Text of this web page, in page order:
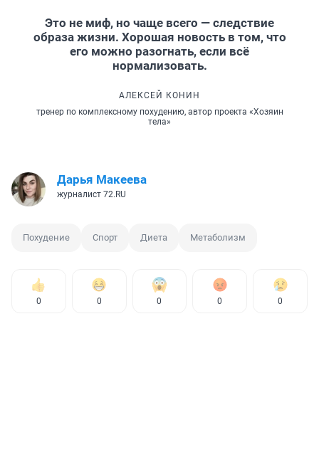
Это не миф, но чаще всего — следствие
образа жизни. Хорошая новость в том, что
его можно разогнать, если всё
нормализовать.
АЛЕКСЕЙ КОНИН
тренер по комплексному похудению, автор проекта «Хозяин
тела»
Дарья Макеева
журналист 72.RU
Похудение Спорт Диета Метаболизм
0 0 0 0 0